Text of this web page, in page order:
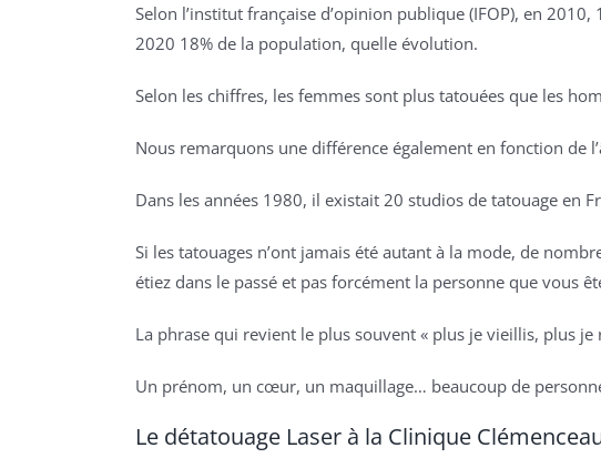
Selon l’institut française d’opinion publique (IFOP), en
2020 18% de la population, quelle évolution.
Selon les chiffres, les femmes sont plus tatouées que les
Nous remarquons une différence également en fonction de
Dans les années 1980, il existait 20 studios de tatouage en
Si les tatouages n’ont jamais été autant à la mode, de
étiez dans le passé et pas forcément la personne que vous
La phrase qui revient le plus souvent « plus je vieillis, plus je
Un prénom, un cœur, un maquillage… beaucoup de
Le détatouage Laser à la Clinique